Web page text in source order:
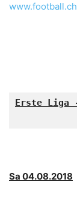
www.football.ch
Sa 04.08.2018